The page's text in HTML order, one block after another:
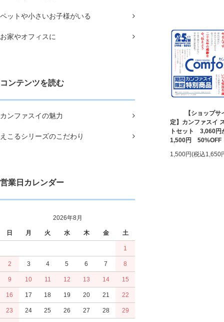
ペットや小さいお子様がいる
お家やオフィスに
コンテンツを読む
カンファスイの魅力
えこるシリーズのこだわり
営業日カレンダー
2026年8月
日 月 火 水 木 金 土
1
2 3 4 5 6 7 8
9 10 11 12 13 14 15
16 17 18 19 20 21 22
23 24 25 26 27 28 29
【ショップサ
定】カンファスイ
トセット 3,060円
1,500円 50%OFF
1,500円(税込1,650